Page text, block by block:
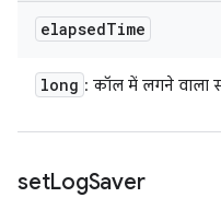
elapsedTime
long : कॉल में लगने वाला
setLogSaver